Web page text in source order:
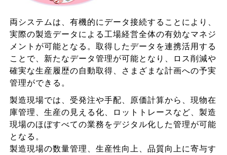
両システムは、有機的にデータ接続することにより、
実際の製造データによる工場経営全体の有効なマネジ
メントが可能となる。取得したデータを連携活用する
ことで、新たなデータ管理が可能となり、ロス削減や
確実な生産履歴の自動取得、さまざまな計画への予実
管理ができる。
製造現場では、受発注や手配、原価計算から、現物在
庫管理、生産の見える化、ロットトレースなど、製造
現場のほぼすべての業務をデジタル化した管理が可能
となる。
製造現場の数量管理、生産性向上、品質向上に寄与す